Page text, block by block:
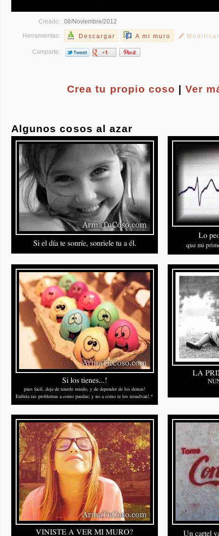
Creado: 08/Noviembre/2012
Herramientas: Descargar A mi muro
Comparte:
Crea tu propio coso |Ver
Algunos cosos al azar